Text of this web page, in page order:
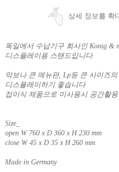
상세 정보를 확
독일에서 수납기구 회사인 Konig &
디스플레이용 스탠드입니다.
악보나 큰 메뉴판, Lp등 큰 사이즈
디스플레이하기 좋습니다.
접이식 제품으로 미사용시 공간활
Size_
open W 760 x D 360 x H 230 mm
close W 45 x D 35 x H 260 mm
Made in Germany